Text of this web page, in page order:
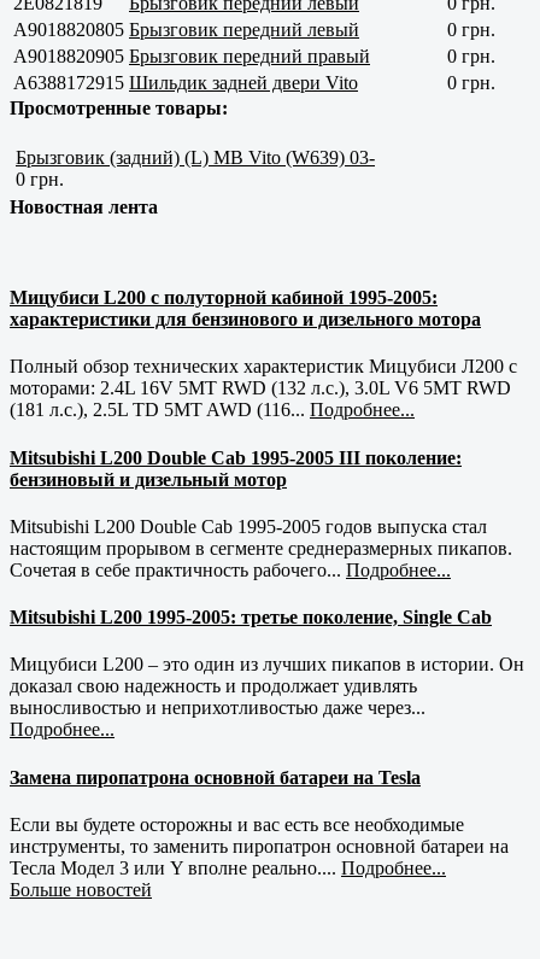
A9018820805 Брызговик передний левый
0 грн.
A9018820905 Брызговик передний правый
0 грн.
A6388172915 Шильдик задней двери Vito
0 грн.
Просмотренные товары:
Брызговик (задний) (L) MB Vito (W639) 03-
0 грн.
Новостная лента
Мицубиси L200 с полуторной кабиной 1995-2005:
характеристики для бензинового и дизельного мотора
Полный обзор технических характеристик Мицубиси Л200 с
моторами: 2.4L 16V 5MT RWD (132 л.с.), 3.0L V6 5MT RWD
(181 л.с.), 2.5L TD 5MT AWD (116... Подробнее...
Mitsubishi L200 Double Cab 1995-2005 III поколение:
бензиновый и дизельный мотор
Mitsubishi L200 Double Cab 1995-2005 годов выпуска стал
настоящим прорывом в сегменте среднеразмерных пикапов.
Сочетая в себе практичность рабочего... Подробнее...
Mitsubishi L200 1995-2005: третье поколение, Single Cab
Мицубиси L200 – это один из лучших пикапов в истории. Он
доказал свою надежность и продолжает удивлять
выносливостью и неприхотливостью даже через...
Подробнее...
Замена пиропатрона основной батареи на Tesla
Если вы будете осторожны и вас есть все необходимые
инструменты, то заменить пиропатрон основной батареи на
Тесла Модел 3 или Y вполне реально.... Подробнее...
Больше новостей